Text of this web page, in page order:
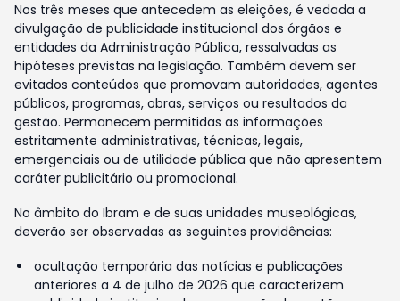
Nos três meses que antecedem as eleições, é vedada a
divulgação de publicidade institucional dos órgãos e
entidades da Administração Pública, ressalvadas as
hipóteses previstas na legislação. Também devem ser
evitados conteúdos que promovam autoridades, agentes
públicos, programas, obras, serviços ou resultados da
gestão. Permanecem permitidas as informações
estritamente administrativas, técnicas, legais,
emergenciais ou de utilidade pública que não apresentem
caráter publicitário ou promocional.
No âmbito do Ibram e de suas unidades museológicas,
deverão ser observadas as seguintes providências:
ocultação temporária das notícias e publicações
anteriores a 4 de julho de 2026 que caracterizem